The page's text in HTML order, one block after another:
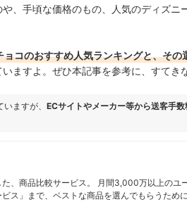
、手頃な価格のもの、人気のディズニ
ョコのおすすめ人気ランキングと、その
ますよ。ぜひ本記事を参考に、すてき
ますが、 ECサイトやメーカー等から送客手
、商品比較サービス。 月間3,000万以上のユ
ス」まで、ベストな商品を選んでもらうため